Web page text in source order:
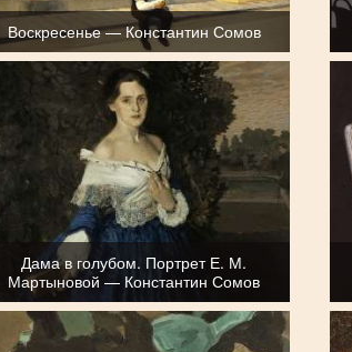
Воскресенье — Константин Сомов
Дама в голубом. Портрет Е. М.
Мартыновой — Константин Сомов